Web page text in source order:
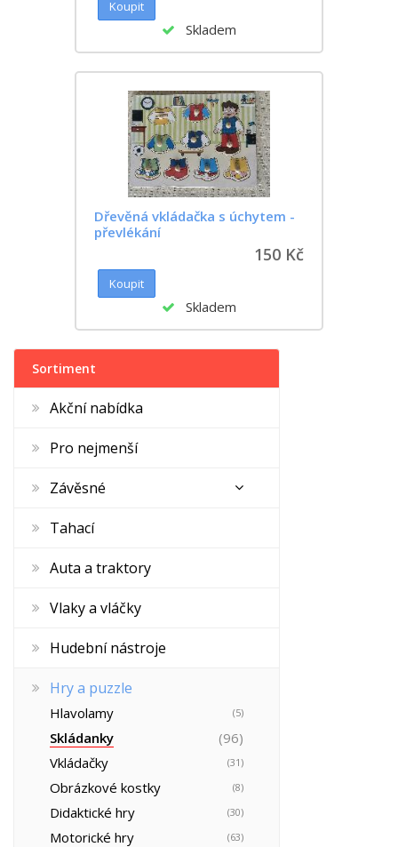
Skladem
Dřevěná vkládačka s úchytem -
převlékání
150 Kč
Skladem
Sortiment
Akční nabídka
Pro nejmenší
Závěsné
Tahací
Auta a traktory
Vlaky a vláčky
Hudební nástroje
Hry a puzzle
Hlavolamy (5)
Skládanky
(96)
Vkládačky
(31)
Obrázkové kostky (8)
Didaktické hry (30)
Motorické hry (63)